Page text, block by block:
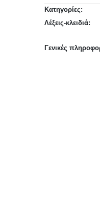
Κατηγορίες:
Λέξεις-κλειδιά:
Γενικές